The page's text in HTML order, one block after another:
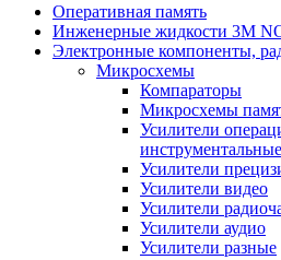
Оперативная память
Инженерные жидкости 3M
Электронные компоненты,
Микросхемы
Компараторы
Микросхемы
Усилители
Усилители
Усилители видео
Усилители
Усилители аудио
Усилители разные